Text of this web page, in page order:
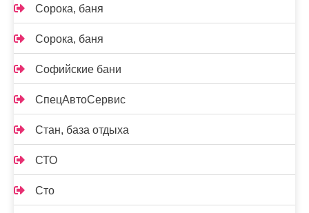
Сорока, баня
Сорока, баня
Софийские бани
СпецАвтоСервис
Стан, база отдыха
СТО
Сто